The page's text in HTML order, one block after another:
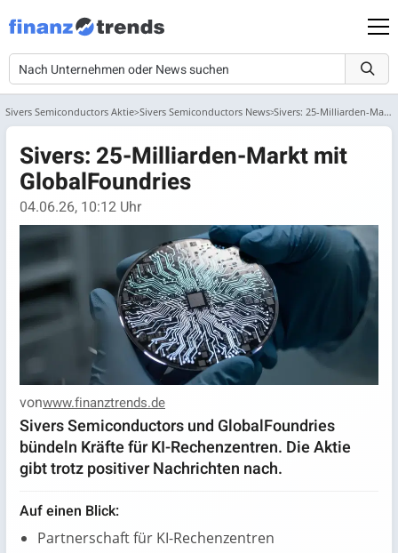
Sivers Semiconductors Aktie Sivers Semiconductors News Sivers: 25-Milliarden-Markt mit GlobalFoundries
Sivers: 25-Milliarden-Markt mit
GlobalFoundries
04.06.26, 10:12 Uhr
vonwww.finanztrends.de
Sivers Semiconductors und GlobalFoundries
bündeln Kräfte für KI-Rechenzentren. Die Aktie
gibt trotz positiver Nachrichten nach.
Auf einen Blick:
Partnerschaft für KI-Rechenzentren